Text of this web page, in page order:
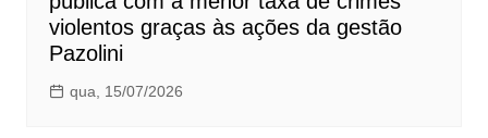
violentos graças às ações da gestão
Pazolini
qua, 15/07/2026